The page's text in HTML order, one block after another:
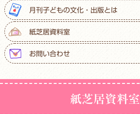
月刊子どもの文化・出版とは
紙芝居資料室
お問い合わせ
紙芝居資料室